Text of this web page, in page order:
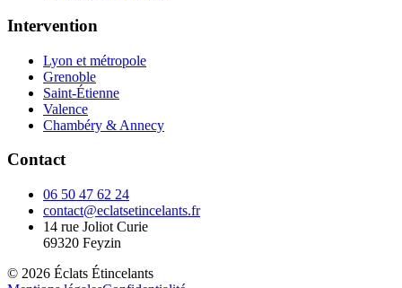
Intervention
Lyon et métropole
Grenoble
Saint-Étienne
Valence
Chambéry & Annecy
Contact
06 50 47 62 24
contact@eclatsetincelants.fr
14 rue Joliot Curie
69320 Feyzin
© 2026 Éclats Étincelants